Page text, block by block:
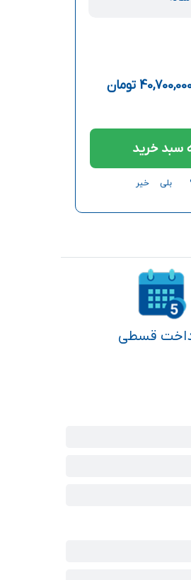
تومان
بلی خیر
قسطی